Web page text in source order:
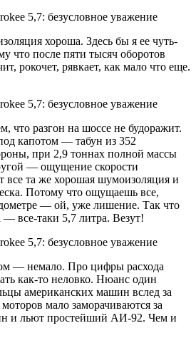
хороша. Здесь бы я ее чуть-
что после пяти тысяч оборотов
рокочет, рявкает, как мало что еще.
что разгон на шоссе не будоражит.
капотом — табун из 352
при 2,9 тоннах полной массы
— ощущение скорости
все та же хорошая шумоизоляция и
Потому что ощущаешь все,
— ой, уже лишение. Так что
— все-таки 5,7 литра. Везут!
— немало. Про цифры расхода
как-то неловко. Нюанс один
американских машин вслед за
мало заморачиваются за
и льют простейший АИ-92. Чем и